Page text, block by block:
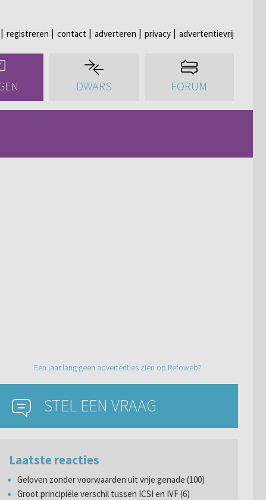
registreren contact adverteren privacy advertentievrij
DWARS FORUM
Een jaar lang geen advertenties zien op Refoweb?
STEL EEN VRAAG
Laatste reacties
Geloven zonder voorwaarden uit vrije genade (100)
Groot principiële verschil tussen ICSI en IVF (6)